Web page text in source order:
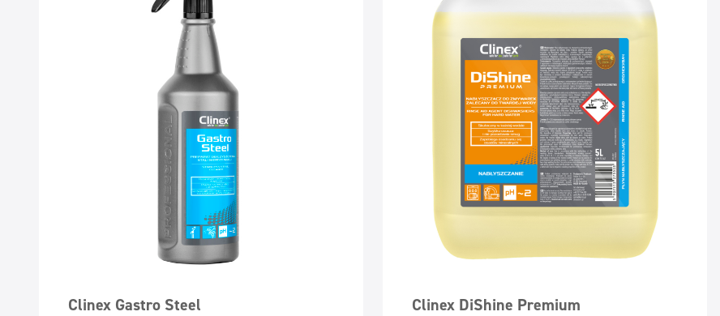
Clinex Gastro Steel Clinex DiShine Premium